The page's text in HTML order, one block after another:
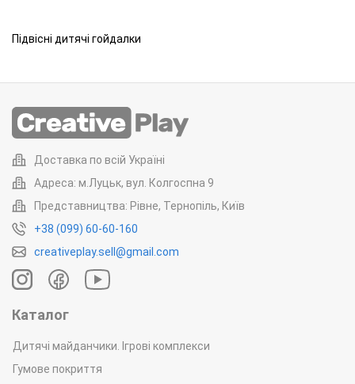
Підвісні дитячі гойдалки
Доставка по всій Україні
Адреса: м.Луцьк, вул. Колгоспна 9
Представництва: Рівне, Тернопіль, Київ
+38 (099) 60-60-160
creativeplay.sell@gmail.com
Каталог
Дитячі майданчики. Ігрові комплекси
Гумове покриття